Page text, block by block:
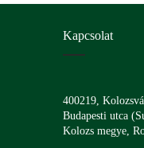
Kapcsolat
400219,
Budapesti utca
Kolozs megye,